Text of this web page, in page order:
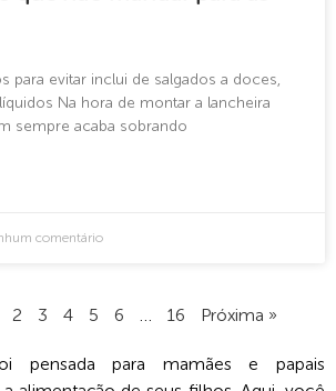
para evitar inclui de salgados a doces,
Na hora de montar a lancheira
sempre acaba sobrando
comentário
2 3 4 5 6 16 Próxima »
pensada para mamães e papais